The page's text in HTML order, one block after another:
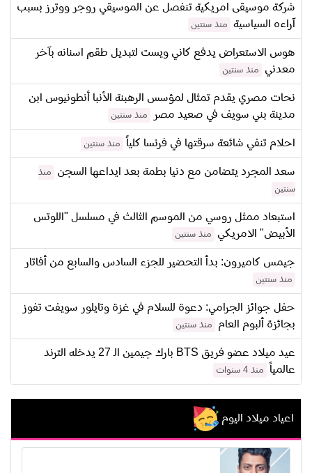
شركة موسيقى امريكية تنفصل عن الموسيقي روجر ووترز بسبب
آراءه السياسية
منذ سنتين
هوس الاستعراض يدفع كاني ويست لتبديل طقم اسنانه بآخر
معدني
منذ سنتين
نحات مصري يقدم تمثال لمؤسس الرهبنة الأنبا أنطونيوس ابن
مدينة بني سويف في صعيد مصر
منذ سنتين
احلام تنفي شائعة سرقتها في فرنسا كلياً منذ سنتين
سعد المجرد يتضامن مع دنيا بطمة بعد ايداعها السجن
منذ
سنتين
استبعاد ممثل روسي من الموسم الثالث في مسلسل "اللوتس
الأبيض" الامريكي
منذ سنتين
جيمس كاميرون: بدأ التحضير للجزء السادس والسابع من أفاتار
منذ سنتين
حفل جوائز الجرامي: دعوة للسلام في غزة وتايلور سويفت تفوز
بجائزة ألبوم العام
منذ سنتين
عيد ميلاد عضو فريق BTS بارك جيمين الـ 27 يدخله الترند
عالمياً
منذ 4 سنوات
اعياد ميلاد اليوم